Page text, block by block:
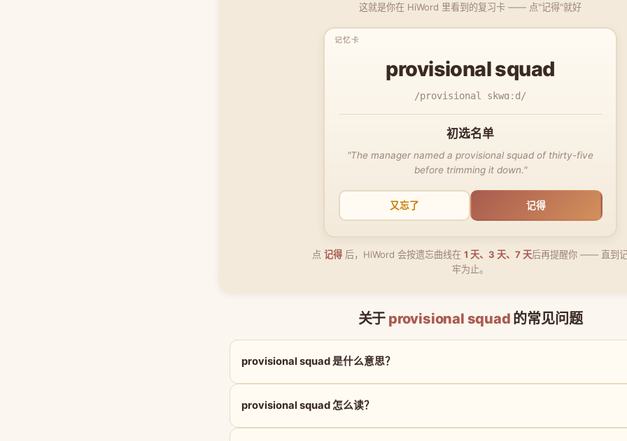
这就是你在 HiWord 里看到的复习卡 —— 点"记得"就好
provisional squad
/provisional skwɑːd/
初选名单
"The manager named a provisional squad of thirty-five
before trimming it down."
又忘了 记得
点 记得 后，HiWord 会按遗忘曲线在 1 天、3 天、7 天后再提醒你 —— 直到
牢为止。
关于 provisional squad 的常见问题
provisional squad 是什么意思？
provisional squad 怎么读？